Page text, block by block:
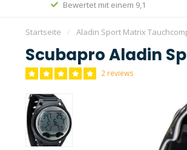
Bewertet mit einem 9,1
Startseite / Aladin Sport Matrix
Scubapro Aladin
2 reviews